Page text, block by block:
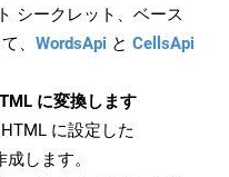
シークレット、ベース
、 WordsApi と CellsApi
に変換します
に設定した
成します。